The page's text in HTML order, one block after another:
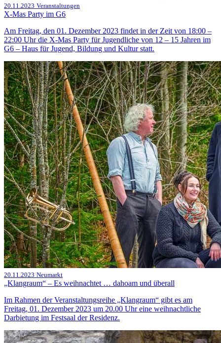
20.11.2023 Veranstaltungen
X-Mas Party im G6
Am Freitag, den 01. Dezember 2023 findet in der Zeit von 18:00 –
22:00 Uhr die X-Mas Party für Jugendliche von 12 – 15 Jahren im
G6 – Haus für Jugend, Bildung und Kultur statt.
20.11.2023 Neumarkt
„Klangraum“ – Es weihnachtet … dahoam und überall
Im Rahmen der Veranstaltungsreihe „Klangraum“ gibt es am
Freitag, 01. Dezember 2023 um 20.00 Uhr eine weihnachtliche
Darbietung im Festsaal der Residenz.